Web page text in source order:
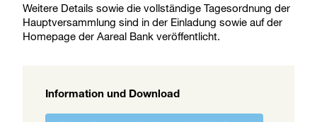
Weitere Details sowie die vollständige Tagesordnung der
Hauptversammlung sind in der Einladung sowie auf der
Homepage der Aareal Bank veröffentlicht.
Information und Download